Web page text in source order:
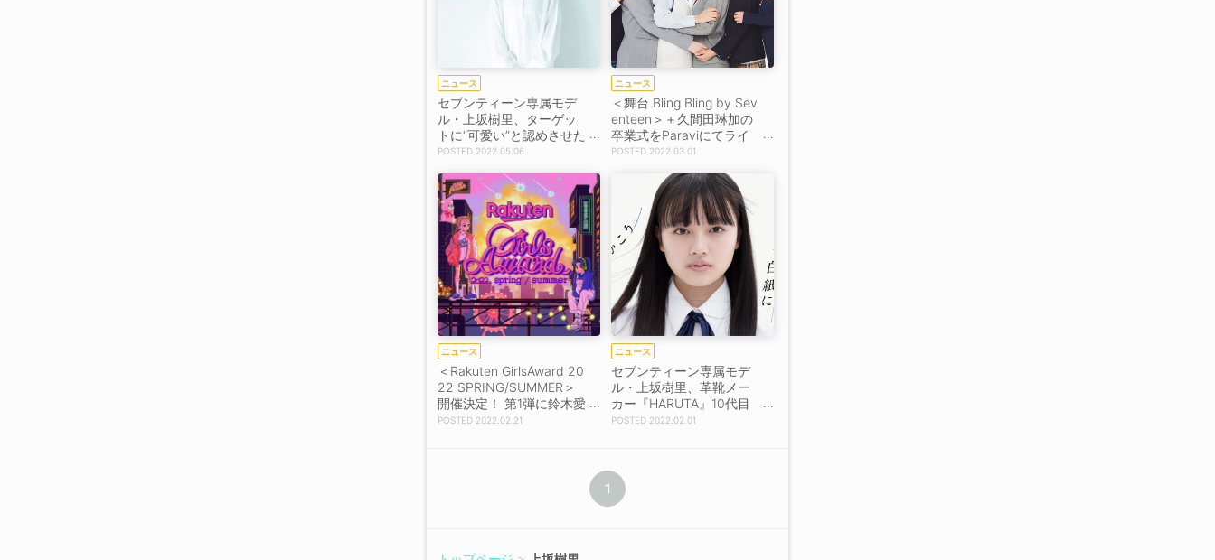
ニュース
セブンティーン専属モデ
ル・上坂樹里、ターゲッ
トに“可愛い”と認めさせた
い殺し屋役に挑戦！ ショ
たらさようなら』初主演
決定
2022.05.06
ニュース
＜舞台 Bling Bling by Sev
enteen＞＋久間田琳加の
卒業式をParaviにてライ
ブ配信決定！
2022.03.01
ニュース
＜Rakuten GirlsAward 20
22 SPRING/SUMMER＞
開催決定！ 第1弾に鈴木愛
理、AKB48の小栗有以、
2022.02.21
ニュース
セブンティーン専属モデ
ル・上坂樹里、革靴メー
カー『HARUTA』10代目
イメージガール就任！
2022.02.01
1